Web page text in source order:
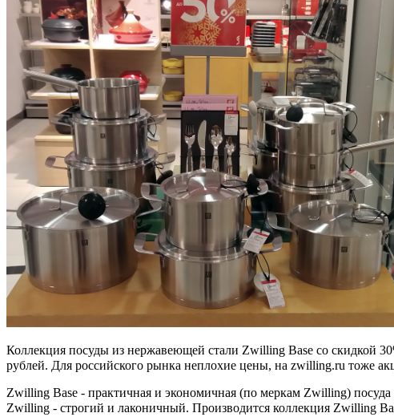
Коллекция посуды из нержавеющей стали Zwilling Base со скидкой
рублей. Для российского рынка неплохие цены, на zwilling.ru тоже
Zwilling Base - практичная и экономичная (по меркам Zwilling)
Zwilling - строгий и лаконичный. Производится коллекция Zwilling